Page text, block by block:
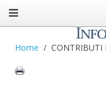
Home CONTRIBUTI